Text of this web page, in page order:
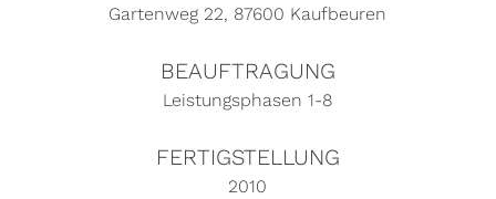
Gartenweg 22, 87600 Kaufbeuren
BEAUFTRAGUNG
Leistungsphasen 1-8
FERTIGSTELLUNG
2010